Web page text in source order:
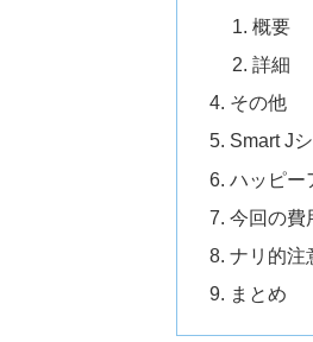
概要
詳細
その他
Smart J
ハッピー
今回の費
ナリ的注
まとめ